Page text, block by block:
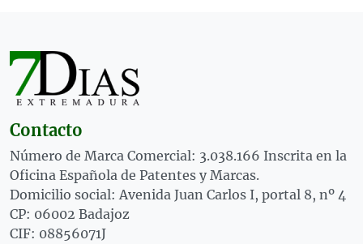
Contacto
Número de Marca Comercial: 3.038.166 Inscrita en la
Oficina Española de Patentes y Marcas.
Domicilio social: Avenida Juan Carlos I, portal 8, nº 4
CP: 06002 Badajoz
CIF: 08856071J